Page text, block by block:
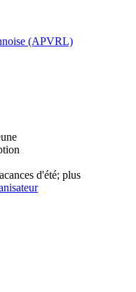
(APVRL)
d'été; plus